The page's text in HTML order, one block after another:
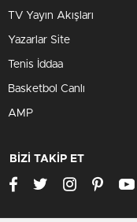
TV Yayın Akışları
Yazarlar Site
Tenis İddaa
Basketbol Canlı
AMP
BİZİ TAKİP ET